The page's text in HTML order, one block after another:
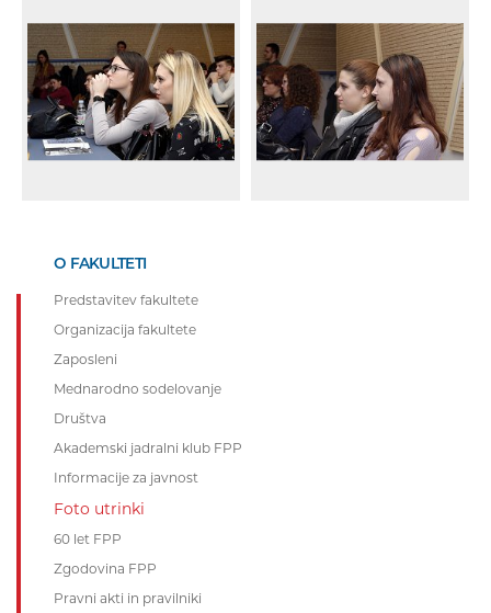
O FAKULTETI
Predstavitev fakultete
Organizacija fakultete
Zaposleni
Mednarodno sodelovanje
Društva
Akademski jadralni klub FPP
Informacije za javnost
Foto utrinki
60 let FPP
Zgodovina FPP
Pravni akti in pravilniki